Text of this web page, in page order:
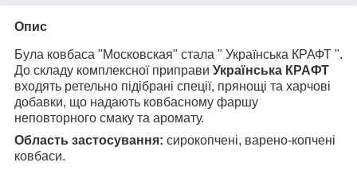
Опис
Була ковбаса "Московская" стала " Українська КРАФТ ".
До складу комплексної приправи Українська КРАФТ
входять ретельно підібрані спеції, прянощі та харчові
добавки, що надають ковбасному фаршу
неповторного смаку та аромату.
Область застосування: сирокопчені, варено-копчені
ковбаси.